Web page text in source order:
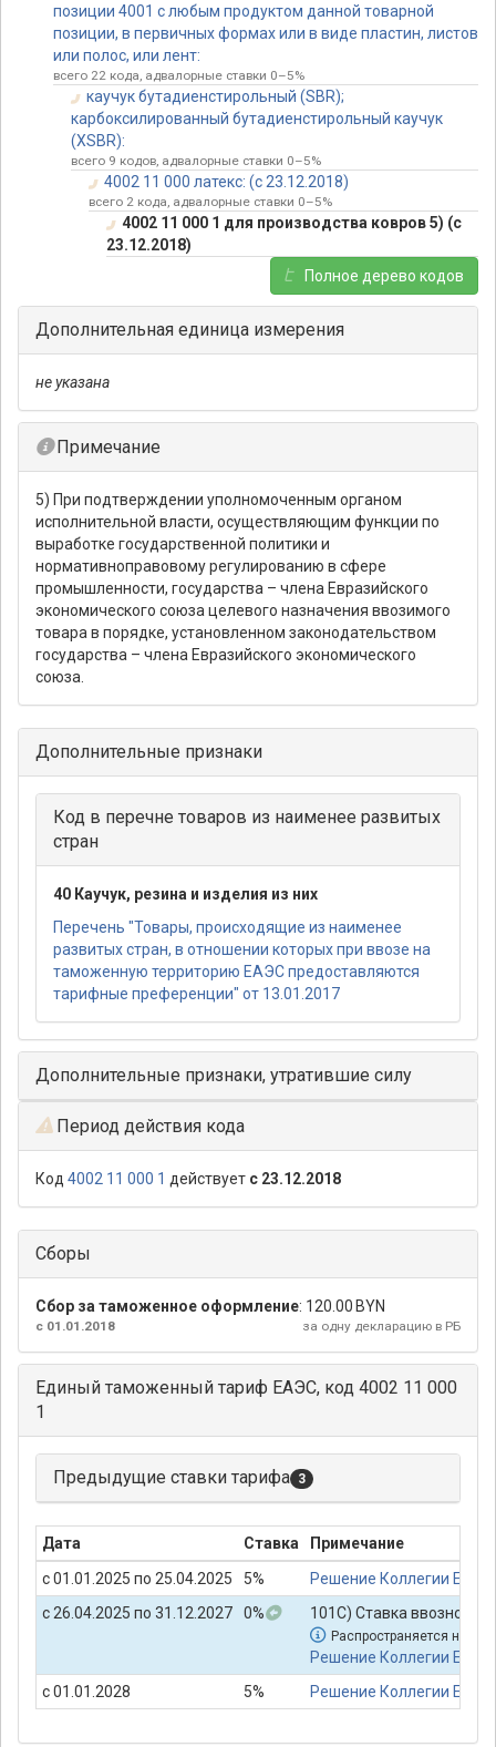
позиции 4001 с любым продуктом данной товарной
позиции, в первичных формах или в виде пластин, листов
или полос, или лент:
всего 22 кода, адвалорные ставки 0–5%
каучук бутадиенстирольный (SBR);
карбоксилированный бутадиенстирольный каучук
(XSBR):
всего 9 кодов, адвалорные ставки 0–5%
4002 11 000 латекс: (с 23.12.2018)
всего 2 кода, адвалорные ставки 0–5%
4002 11 000 1 для производства ковров 5) (с
23.12.2018)
Полное дерево кодов
Дополнительная единица измерения
не указана
Примечание
5) При подтверждении уполномоченным органом
исполнительной власти, осуществляющим функции по
выработке государственной политики и
нормативноправовому регулированию в сфере
промышленности, государства – члена Евразийского
экономического союза целевого назначения ввозимого
товара в порядке, установленном законодательством
государства – члена Евразийского экономического
союза.
Дополнительные признаки
Код в перечне товаров из наименее развитых
стран
40 Каучук, резина и изделия из них
Перечень "Товары, происходящие из наименее
развитых стран, в отношении которых при ввозе на
таможенную территорию ЕАЭС предоставляются
тарифные преференции" от 13.01.2017
Дополнительные признаки, утратившие силу
Период действия кода
Код 4002 11 000 1 действует с 23.12.2018
Сборы
Сбор за таможенное оформление: 120.00 BYN
за одну декларацию в РБ
с 01.01.2018
Единый таможенный тариф ЕАЭС, код 4002 11 000
1
Предыдущие ставки тарифа 3
Дата Ставка
Примечание
с 01.01.2025 по 25.04.2025
5%
Решение Коллегии
с 26.04.2025 по 31.12.2027
0% 101С) Ставка ввозной
Распространяется на
Решение Коллегии
с 01.01.2028
5% Решение Коллегии